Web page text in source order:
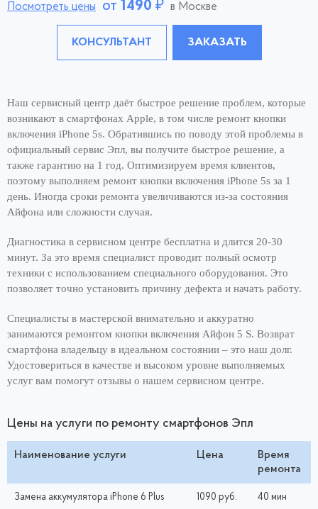
Посмотреть цены от 1490 ₽ в Москве
КОНСУЛЬТАНТ ЗАКАЗАТЬ
Наш сервисный центр даёт быстрое решение проблем, которые
возникают в смартфонах Apple, в том числе ремонт кнопки
включения iPhone 5s. Обратившись по поводу этой проблемы в
официальный сервис Эпл, вы получите быстрое решение, а
также гарантию на 1 год. Оптимизируем время клиентов,
поэтому выполняем ремонт кнопки включения iPhone 5s за 1
день. Иногда сроки ремонта увеличиваются из-за состояния
Айфона или сложности случая.
Диагностика в сервисном центре бесплатна и длится 20-30
минут. За это время специалист проводит полный осмотр
техники с использованием специального оборудования. Это
позволяет точно установить причину дефекта и начать работу.
Специалисты в мастерской внимательно и аккуратно
занимаются ремонтом кнопки включения Айфон 5 S. Возврат
смартфона владельцу в идеальном состоянии – это наш долг.
Удостовериться в качестве и высоком уровне выполняемых
услуг вам помогут отзывы о нашем сервисном центре.
Цены на услуги по ремонту смартфонов Эпл
Наименование услуги Цена
Время
ремонта
Замена аккумулятора iPhone 6 Plus 1090 руб. 40 мин